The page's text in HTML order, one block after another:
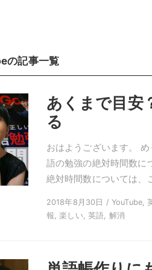
の記事一覧
あくまで目安
る
おはようございます。
語の勉強の絶対時間数に
絶対時間数については
2018年8月30日 / YouTube,
報, 楽しい, 英語, 解消